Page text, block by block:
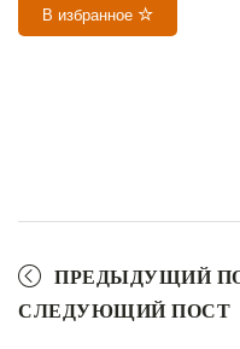
В избранное
ПРЕДЫДУЩИЙ
СЛЕДУЮЩИЙ ПОСТ